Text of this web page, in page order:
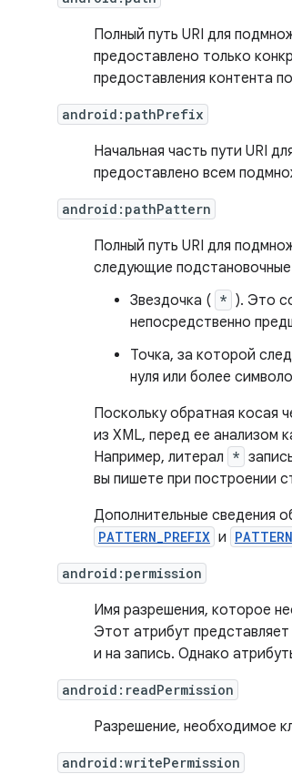
Полный путь URI для
предоставлено только
предоставления контента
android:pathPrefix
Начальная часть пути URI
предоставлено всем
android:pathPattern
Полный путь URI для
следующие подстановочные
Звездочка ( * ). Это
непосредственно
Точка, за которой
нуля или более
Поскольку обратная косая
из XML, перед ее анализом
Например, литерал *
вы пишете при построении
Дополнительные сведения
PATTERN_PREFIX и
android:permission
Имя разрешения, которое
Этот атрибут
и на запись. Однако
android:readPermission
Разрешение, необходимое
android:writePermission